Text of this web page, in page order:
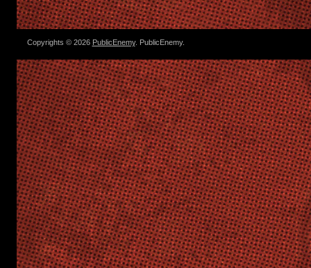
Copyrights © 2026 PublicEnemy. PublicEnemy.